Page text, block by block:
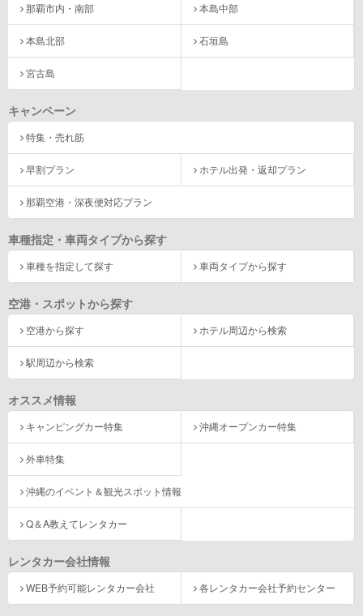
那覇市内・南部 本島中部
本島北部 石垣島
宮古島
キャンペーン
特集・売れ筋
早割プラン ホテル出発・返却プラン
那覇空港・深夜便対応プラン
車種指定・車両タイプから探す
車種を指定して探す 車両タイプから探す
空港・スポットから探す
空港から探す ホテル周辺から検索
駅周辺から検索
オススメ情報
キャンピングカー特集 沖縄オープンカー特集
外車特集
沖縄のイベント＆観光スポット情報
Q＆A教えてレンタカー
レンタカー会社情報
WEB予約可能レンタカー会社 各レンタカー会社予約センター